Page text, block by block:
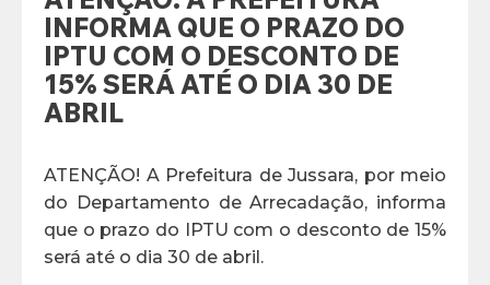
INFORMA QUE O PRAZO DO
IPTU COM O DESCONTO DE
15% SERÁ ATÉ O DIA 30 DE
ABRIL
ATENÇÃO! A Prefeitura de Jussara, por meio
do Departamento de Arrecadação, informa
que o prazo do IPTU com o desconto de 15%
será até o dia 30 de abril.